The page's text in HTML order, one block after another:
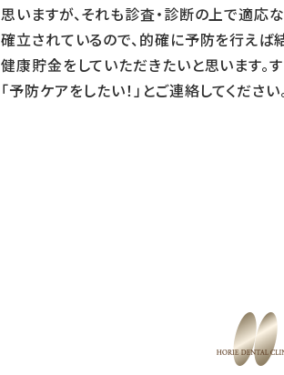
思いますが、それも診査・診断の上で適
確立されているので、的確に予防を行えば
健康貯金をしていただきたいと思います。
「予防ケアをしたい！」とご連絡してくだ